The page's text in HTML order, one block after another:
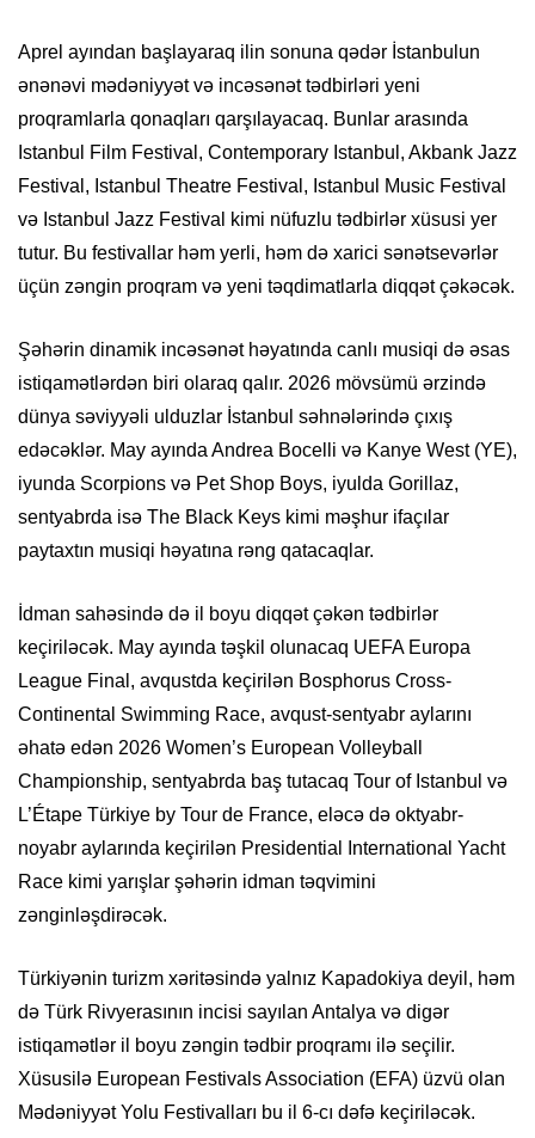
Aprel ayından başlayaraq ilin sonuna qədər İstanbulun
ənənəvi mədəniyyət və incəsənət tədbirləri yeni
proqramlarla qonaqları qarşılayacaq. Bunlar arasında
Istanbul Film Festival, Contemporary Istanbul, Akbank Jazz
Festival, Istanbul Theatre Festival, Istanbul Music Festival
və Istanbul Jazz Festival kimi nüfuzlu tədbirlər xüsusi yer
tutur. Bu festivallar həm yerli, həm də xarici sənətsevərlər
üçün zəngin proqram və yeni təqdimatlarla diqqət çəkəcək.
Şəhərin dinamik incəsənət həyatında canlı musiqi də əsas
istiqamətlərdən biri olaraq qalır. 2026 mövsümü ərzində
dünya səviyyəli ulduzlar İstanbul səhnələrində çıxış
edəcəklər. May ayında Andrea Bocelli və Kanye West (YE),
iyunda Scorpions və Pet Shop Boys, iyulda Gorillaz,
sentyabrda isə The Black Keys kimi məşhur ifaçılar
paytaxtın musiqi həyatına rəng qatacaqlar.
İdman sahəsində də il boyu diqqət çəkən tədbirlər
keçiriləcək. May ayında təşkil olunacaq UEFA Europa
League Final, avqustda keçirilən Bosphorus Cross-
Continental Swimming Race, avqust-sentyabr aylarını
əhatə edən 2026 Women’s European Volleyball
Championship, sentyabrda baş tutacaq Tour of Istanbul və
L’Étape Türkiye by Tour de France, eləcə də oktyabr-
noyabr aylarında keçirilən Presidential International Yacht
Race kimi yarışlar şəhərin idman təqvimini
zənginləşdirəcək.
Türkiyənin turizm xəritəsində yalnız Kapadokiya deyil, həm
də Türk Rivyerasının incisi sayılan Antalya və digər
istiqamətlər il boyu zəngin tədbir proqramı ilə seçilir.
Xüsusilə European Festivals Association (EFA) üzvü olan
Mədəniyyət Yolu Festivalları bu il 6-cı dəfə keçiriləcək.